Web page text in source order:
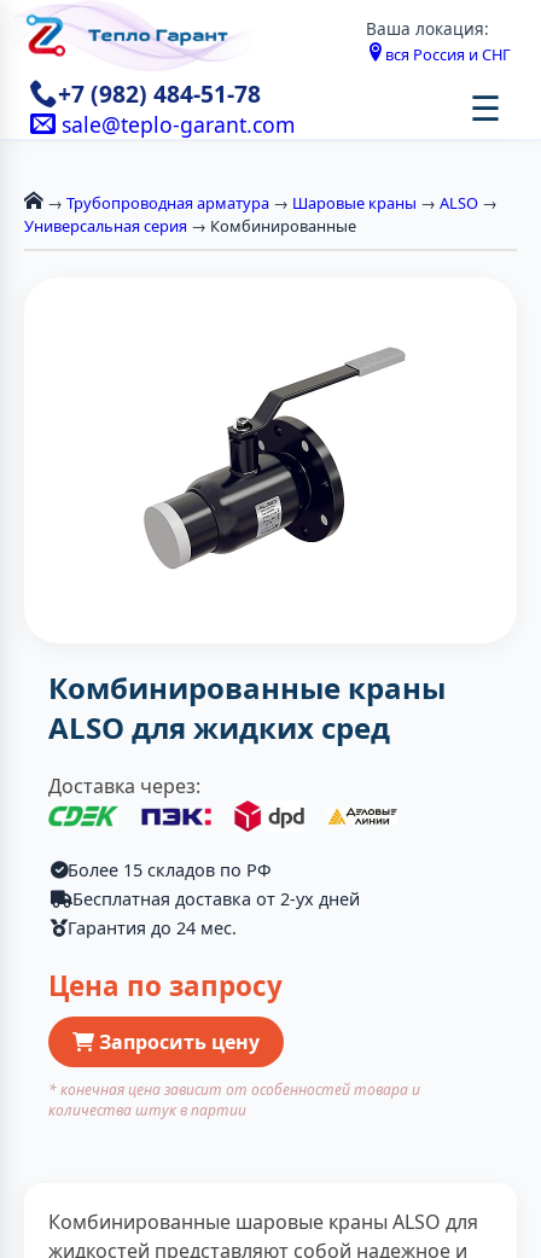
Ваша локация:
вся Россия и СНГ
+7 (982) 484-51-78
sale@teplo-garant.com ☰
→ Трубопроводная арматура → Шаровые краны → ALSO →
Универсальная серия → Комбинированные
Комбинированные краны
ALSO для жидких сред
Доставка через:
Более 15 складов по РФ
Бесплатная доставка от 2-ух дней
Гарантия до 24 мес.
Цена по запросу
Запросить цену
* конечная цена зависит от особенностей товара и
количества штук в партии
Комбинированные шаровые краны ALSO для
жидкостей представляют собой надежное и